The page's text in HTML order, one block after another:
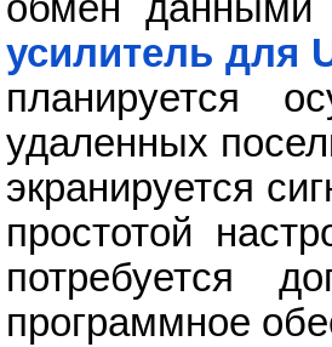
усилитель для
планируется
удаленных
экранируется
простотой
потребуется
программное